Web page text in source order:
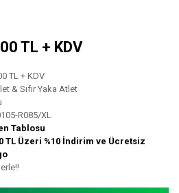
TL + KDV
TL + KDV
& Sıfır Yaka Atlet
R085/XL
Tablosu
TL Üzeri %10 İndirim ve Ücretsiz